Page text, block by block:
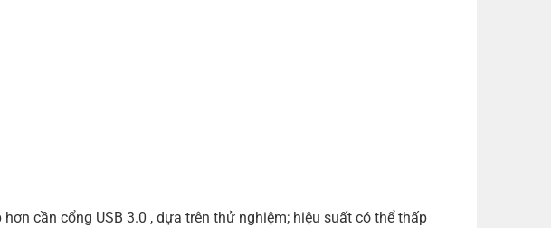
cần cổng USB 3.0 , dựa trên thử nghiệm; hiệu suất có thể thấp